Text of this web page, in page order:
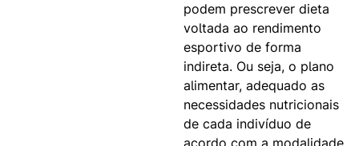
podem prescrever dieta
voltada ao rendimento
esportivo de forma
indireta. Ou seja, o plano
alimentar, adequado as
necessidades nutricionais
de cada indivíduo de